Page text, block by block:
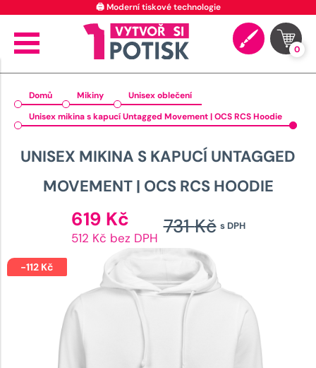
🖨️ Moderní tiskové technologie
0
Domů Mikiny
Unisex oblečení
Unisex mikina s kapucí Untagged Movement | OCS RCS Hoodie
UNISEX MIKINA S KAPUCÍ UNTAGGED
MOVEMENT | OCS RCS HOODIE
s DPH
731Kč
byla:
731 Kč.
619 Kč cena
je:
512 Kč bez DPH
-112 Kč